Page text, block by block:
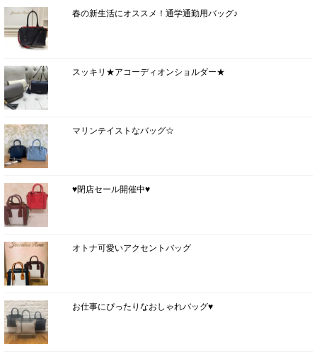
春の新生活にオススメ！通学通勤用バッグ♪
スッキリ★アコーディオンショルダー★
マリンテイストなバッグ☆
♥閉店セール開催中♥
オトナ可愛いアクセントバッグ
お仕事にぴったりなおしゃれバッグ♥